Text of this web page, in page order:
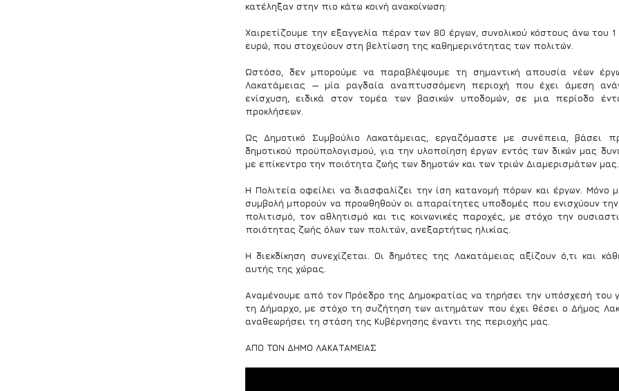
κατέληξαν στην πιο κάτω κοινή ανακοίνωση:
Χαιρετίζουμε την εξαγγελία πέραν των 80 έργων, συνολικού κόστους άνω του 1
ευρώ, που στοχεύουν στη βελτίωση της καθημερινότητας των πολιτών.
Ωστόσο, δεν μπορούμε να παραβλέψουμε τη σημαντική απουσία νέων
Λακατάμειας — μία ραγδαία αναπτυσσόμενη περιοχή που έχει άμεση
ενίσχυση, ειδικά στον τομέα των βασικών υποδομών, σε μια περίοδο
προκλήσεων.
Ως Δημοτικό Συμβούλιο Λακατάμειας, εργαζόμαστε με συνέπεια, βάσει
δημοτικού προϋπολογισμού, για την υλοποίηση έργων εντός των δικών μας
με επίκεντρο την ποιότητα ζωής των δημοτών και των τριών Διαμερισμάτων μας.
Η Πολιτεία οφείλει να διασφαλίζει την ίση κατανομή πόρων και έργων. Μόνο
συμβολή μπορούν να προωθηθούν οι απαραίτητες υποδομές που ενισχύουν
πολιτισμό, τον αθλητισμό και τις κοινωνικές παροχές, με στόχο την
ποιότητας ζωής όλων των πολιτών, ανεξαρτήτως ηλικίας.
Η διεκδίκηση συνεχίζεται. Οι δημότες της Λακατάμειας αξίζουν ό,τι και
αυτής της χώρας.
Αναμένουμε από τον Πρόεδρο της Δημοκρατίας να τηρήσει την υπόσχεσή του
τη Δήμαρχο, με στόχο τη συζήτηση των αιτημάτων που έχει θέσει ο Δήμος
αναθεωρήσει τη στάση της Κυβέρνησης έναντι της περιοχής μας.
ΑΠΟ ΤΟΝ ΔΗΜΟ ΛΑΚΑΤΑΜΕΙΑΣ